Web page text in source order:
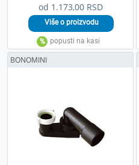
od 1.173,00 RSD
BONOMINI